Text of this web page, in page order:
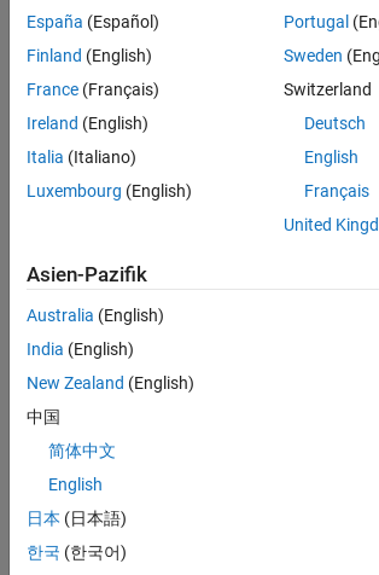
Input
expand all
Port_1
Input string signal
scalar
Output 1
scalar
Parameters
expand all
Output data type
SlDemoSign
expression>
España (Español)
Finland (English)
France (Français)
Ireland (English)
Italia (Italiano)
Luxembourg (English)
Portugal
Sweden
Switzerland
Deutsch
English
Français
United
Asien-Pazifik
Australia (English)
India (English)
New Zealand (English)
中国
简体中文
English
日本 (日本語)
한국 (한국어)